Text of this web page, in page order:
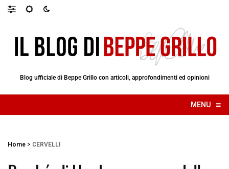
Blog ufficiale di Beppe Grillo con articoli, approfondimenti ed opinioni
MENU ≡
☰
Home > CERVELLI